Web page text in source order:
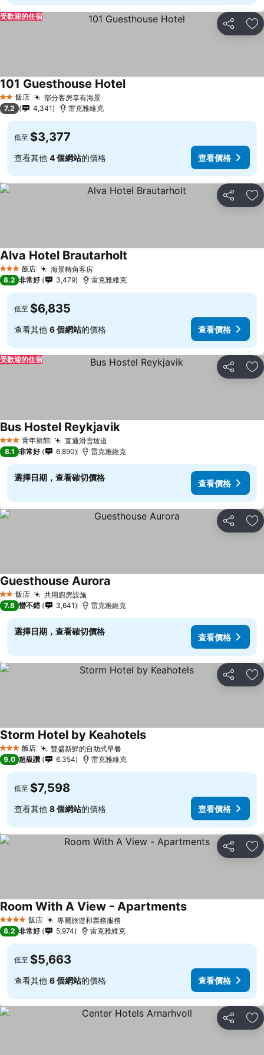
分享 加
受歡迎的住宿
2 星級飯店 部分客房享有海景
101 Guesthouse Hotel
7.2 4,341 雷克雅維克
低至 $3,377
查看其他 4 個網站的價格 查看價格
分享 加
3 星級 飯店 海景轉角客房
Alva Hotel Brautarholt
8.2 非常好 3,479 雷克雅維克
低至 $6,835
查看其他 6 個網站的價格 查看價格
分享 加
受歡迎的住宿
3 星級 青年旅館 直通滑雪坡道
Bus Hostel Reykjavik
8.1 非常好 6,890 雷克雅維克
選擇日期，查看確切價格
查看價格
分享 加
2 星級飯店 共用廚房設施
Guesthouse Aurora
7.8 蠻不錯 3,641 雷克雅維克
選擇日期，查看確切價格
查看價格
分享 加
3 星級 飯店 豐盛新鮮的自助式早餐
Storm Hotel by Keahotels
9.0 超級讚 6,354 雷克雅維克
低至 $7,598
查看其他 8 個網站的價格 查看價格
分享 加
4 星級 飯店 專屬旅遊和票務服務
Room With A View - Apartments
8.2 非常好 5,974 雷克雅維克
低至 $5,663
查看其他 6 個網站的價格 查看價格
分享 加